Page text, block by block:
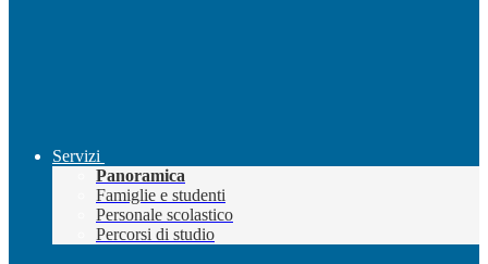
Servizi
Panoramica
Famiglie e studenti
Personale scolastico
Percorsi di studio